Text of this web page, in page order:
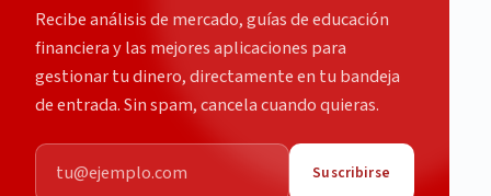
Recibe análisis de mercado, guías de educación
financiera y las mejores aplicaciones para
gestionar tu dinero, directamente en tu bandeja
de entrada. Sin spam, cancela cuando quieras.
Correo electrónico
Suscribirse